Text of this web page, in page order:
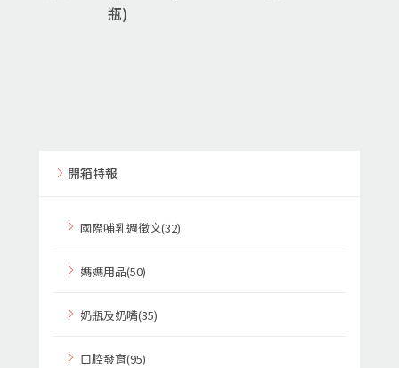
瓶)
開箱特報
國際哺乳週徵文(32)
媽媽用品(50)
奶瓶及奶嘴(35)
口腔發育(95)